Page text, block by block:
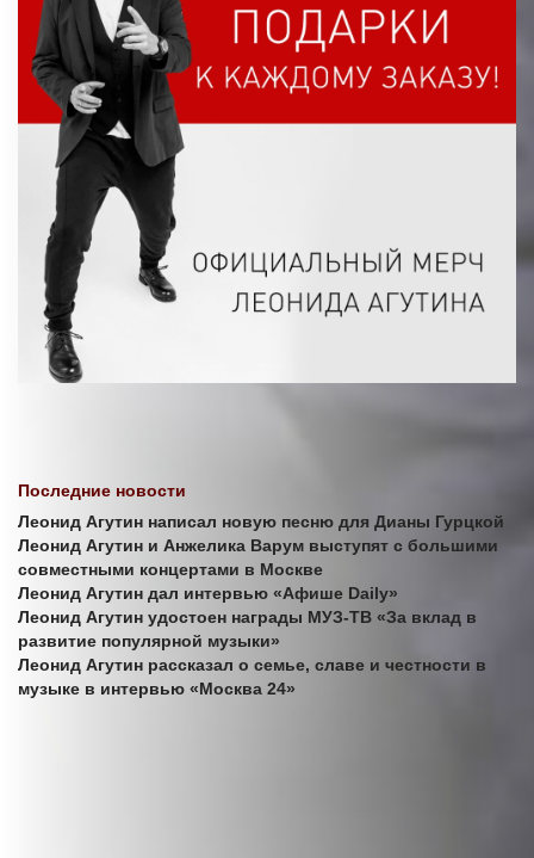
Последние новости
Леонид Агутин написал новую песню для Дианы Гурцкой
Леонид Агутин и Анжелика Варум выступят с большими
совместными концертами в Москве
Леонид Агутин дал интервью «Афише Daily»
Леонид Агутин удостоен награды МУЗ-ТВ «За вклад в
развитие популярной музыки»
Леонид Агутин рассказал о семье, славе и честности в
музыке в интервью «Москва 24»